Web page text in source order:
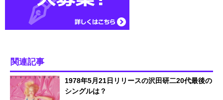
関連記事
1978年5月21日リリースの沢田研二20代最後の
シングルは？